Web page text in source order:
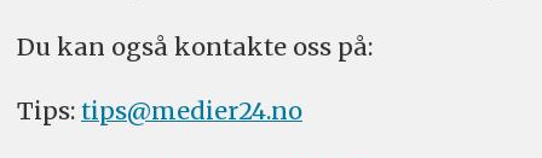
Du kan også kontakte oss på:
Tips: tips@medier24.no